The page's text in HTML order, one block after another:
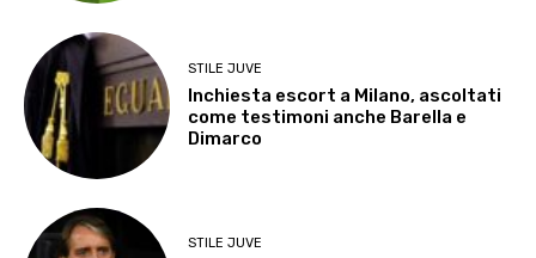
STILE JUVE
Inchiesta escort a Milano, ascoltati
come testimoni anche Barella e
Dimarco
STILE JUVE